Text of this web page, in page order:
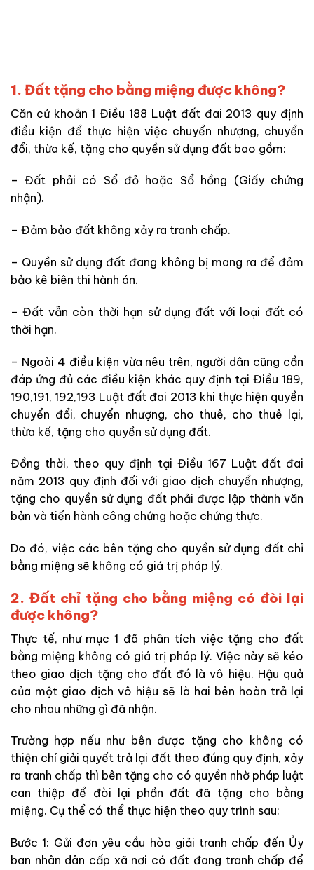
1. Đất tặng cho bằng miệng được không?
Căn cứ khoản 1 Điều 188 Luật đất đai 2013 quy định
điều kiện để thực hiện việc chuyển nhượng, chuyển
đổi, thừa kế, tặng cho quyền sử dụng đất bao gồm:
– Đất phải có Sổ đỏ hoặc Sổ hồng (Giấy chứng
nhận).
– Đảm bảo đất không xảy ra tranh chấp.
– Quyền sử dụng đất đang không bị mang ra để đảm
bảo kê biên thi hành án.
– Đất vẫn còn thời hạn sử dụng đất với loại đất có
thời hạn.
– Ngoài 4 điều kiện vừa nêu trên, người dân cũng cần
đáp ứng đủ các điều kiện khác quy định tại Điều 189,
190,191, 192,193 Luật đất đai 2013 khi thực hiện quyền
chuyển đổi, chuyển nhượng, cho thuê, cho thuê lại,
thừa kế, tặng cho quyền sử dụng đất.
Đồng thời, theo quy định tại Điều 167 Luật đất đai
năm 2013 quy định đối với giao dịch chuyển nhượng,
tặng cho quyền sử dụng đất phải được lập thành văn
bản và tiến hành công chứng hoặc chứng thực.
Do đó, việc các bên tặng cho quyền sử dụng đất chỉ
bằng miệng sẽ không có giá trị pháp lý.
2. Đất chỉ tặng cho bằng miệng có đòi lại
được không?
Thực tế, như mục 1 đã phân tích việc tặng cho đất
bằng miệng không có giá trị pháp lý. Việc này sẽ kéo
theo giao dịch tặng cho đất đó là vô hiệu. Hậu quả
của một giao dịch vô hiệu sẽ là hai bên hoàn trả lại
cho nhau những gì đã nhận.
Trường hợp nếu như bên được tặng cho không có
thiện chí giải quyết trả lại đất theo đúng quy định, xảy
ra tranh chấp thì bên tặng cho có quyền nhờ pháp luật
can thiệp để đòi lại phần đất đã tặng cho bằng
miệng. Cụ thể có thể thực hiện theo quy trình sau:
Bước 1: Gửi đơn yêu cầu hòa giải tranh chấp đến Ủy
ban nhân dân cấp xã nơi có đất đang tranh chấp để